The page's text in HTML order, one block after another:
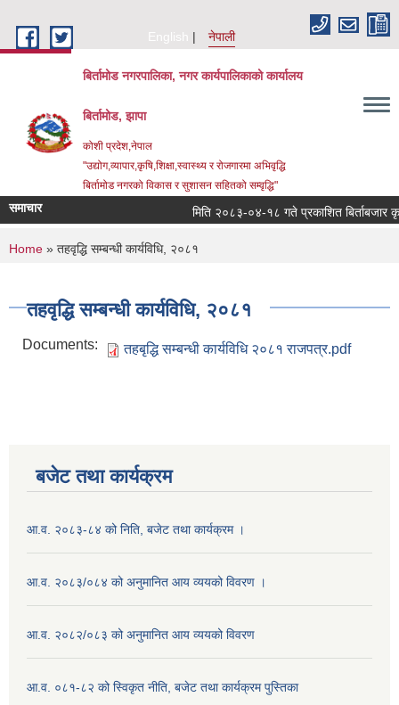
English
नेपाली
बिर्तामोड नगरपालिका, नगर कार्यपालिकाको कार्यालय
बिर्तामोड, झापा
कोशी प्रदेश,नेपाल
"उद्योग,व्यापार,कृषि,शिक्षा,स्वास्थ्य र रोजगारमा अभिवृद्धि
बिर्तामोड नगरको विकास र सुशासन सहितको सम्वृद्धि"
समाचार मिति २०८३-०४-१८ गते प्रकाशित बिर्ताबजार
You are here
Home » तहवृद्धि सम्बन्धी कार्यविधि, २०८१
तहवृद्धि सम्बन्धी कार्यविधि, २०८१
Documents: तहबृद्धि सम्बन्धी कार्यविधि २०८१ राजपत्र.pdf
बजेट तथा कार्यक्रम
आ.व. २०८३-८४ को निति, बजेट तथा कार्यक्रम ।
आ.व. २०८३/०८४ को अनुमानित आय व्ययको विवरण ।
आ.व. २०८२/०८३ को अनुमानित आय व्ययको विवरण
आ.व. ०८१-८२ को स्विकृत नीति, बजेट तथा कार्यक्रम पुस्तिका